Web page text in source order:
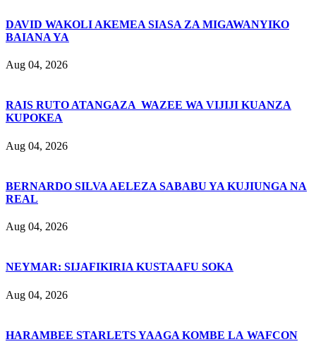
DAVID WAKOLI AKEMEA SIASA ZA MIGAWANYIKO
BAIANA YA
Aug 04, 2026
RAIS RUTO ATANGAZA WAZEE WA VIJIJI KUANZA
KUPOKEA
Aug 04, 2026
BERNARDO SILVA AELEZA SABABU YA KUJIUNGA NA
REAL
Aug 04, 2026
NEYMAR: SIJAFIKIRIA KUSTAAFU SOKA
Aug 04, 2026
HARAMBEE STARLETS YAAGA KOMBE LA WAFCON